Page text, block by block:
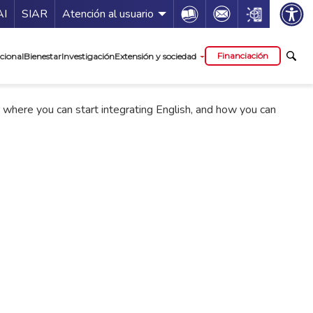
de servicios
SIAR Atención al usuario Icon Icon Icon
BienestarInvestigaciónExtensión y sociedad Financiación
you can start integrating English, and how you can